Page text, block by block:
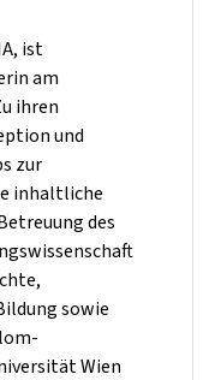
ist
am
ihren
und
zur
inhaltliche
des
sowie
Wien